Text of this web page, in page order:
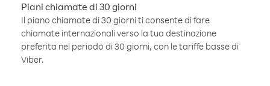
Piani chiamate di 30 giorni
Il piano chiamate di 30 giorni ti consente di fare
chiamate internazionali verso la tua destinazione
preferita nel periodo di 30 giorni, con le tariffe basse di
Viber.